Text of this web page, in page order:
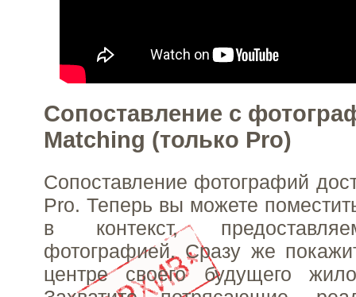
Сопоставление с
Matching (только Pro)
Сопоставление фотографий
Pro. Теперь вы можете
в контекст,
фотографией. Сразу же
центре своего будущего